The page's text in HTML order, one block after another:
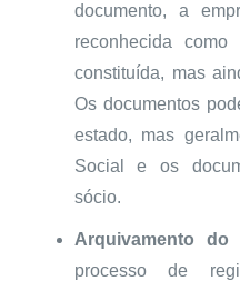
documento, a
reconhecida como
constituída, mas
Os documentos
estado, mas
Social e os
sócio.
Arquivamento do
processo de